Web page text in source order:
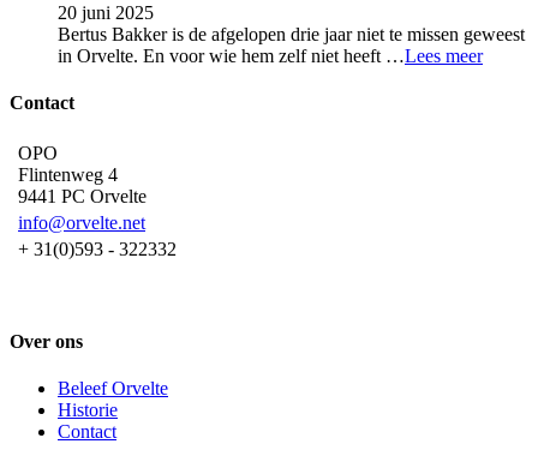
20 juni 2025
Bertus Bakker is de afgelopen drie jaar niet te missen geweest
in Orvelte. En voor wie hem zelf niet heeft …Lees meer
Contact
OPO
Flintenweg 4
9441 PC Orvelte
info@orvelte.net
+ 31(0)593 - 322332
Over ons
Beleef Orvelte
Historie
Contact